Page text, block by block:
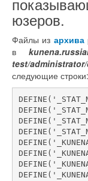
юзеров.
Файлы из архива
в
test/
следующие строки: